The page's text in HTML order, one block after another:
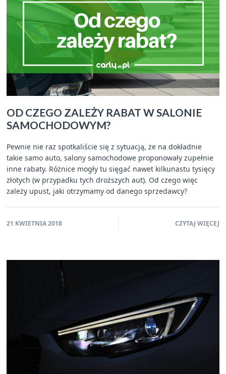
OD CZEGO ZALEŻY RABAT W SALONIE
SAMOCHODOWYM?
Pewnie nie raz spotkaliście się z sytuacją, że na dokładnie
takie samo auto, salony samochodowe proponowały zupełnie
inne rabaty. Różnice mogły tu sięgać nawet kilkunastu tysięcy
złotych (w przypadku tych droższych aut). Od czego więc
zależy upust, jaki otrzymamy od danego sprzedawcy?
21 KWIETNIA 2018 CZYTAJ WIĘCEJ